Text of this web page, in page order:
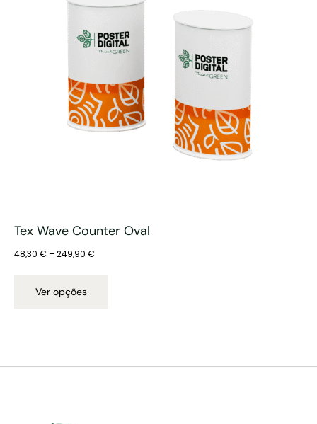
Tex Wave Counter Oval
48,30 € –249,90 €
Ver opções